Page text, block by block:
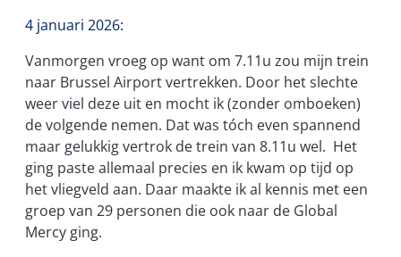
4 januari 2026:
Vanmorgen vroeg op want om 7.11u zou mijn trein
naar Brussel Airport vertrekken. Door het slechte
weer viel deze uit en mocht ik (zonder omboeken)
de volgende nemen. Dat was tóch even spannend
maar gelukkig vertrok de trein van 8.11u wel. Het
ging paste allemaal precies en ik kwam op tijd op
het vliegveld aan. Daar maakte ik al kennis met een
groep van 29 personen die ook naar de Global
Mercy ging.